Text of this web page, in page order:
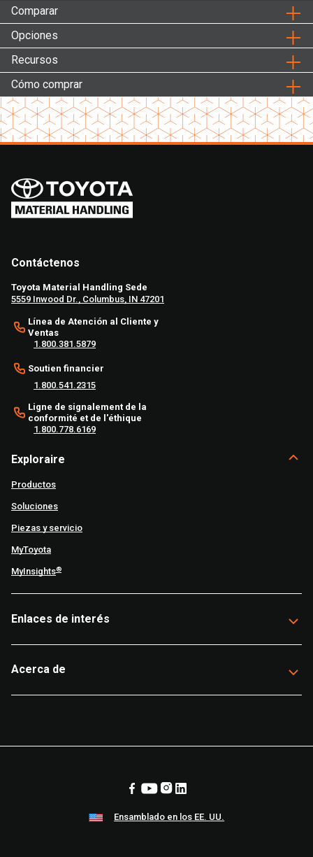
Comparar
Opciones
Recursos
Cómo comprar
Contáctenos
Toyota Material Handling Sede
5559 Inwood Dr., Columbus, IN 47201
Línea de Atención al Cliente y
Ventas
1.800.381.5879
Soutien financier
1.800.541.2315
Ligne de signalement de la
conformité et de l'éthique
1.800.778.6169
Exploraire
Productos
Soluciones
Piezas y servicio
MyToyota
MyInsights®
Enlaces de interés
Acerca de
Ensamblado en los EE. UU.